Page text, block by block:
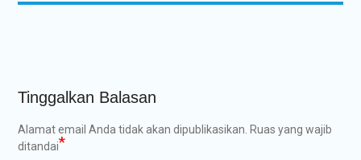
Tinggalkan Balasan
Alamat email Anda tidak akan dipublikasikan. Ruas yang wajib
ditandai*